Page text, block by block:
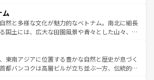
ほしい。
いと評判のスイーツなど、バラエティ豊かな料理
が味わえる。 なお、新着の台湾情報は コンテンツ一覧を参
しい。
に足を延ばせば四季折々の自然美を楽しむことが
そして、キムチや焼肉、絶品のストリートフード
まざまな韓国料理が待っている。夜には、韓国な
包まれながら、韓国の多彩な魅力を心ゆくまで味
わってみてほしい。 なお、新着の韓国情報はコンテンツ一
してほしい。
ム
然と多様な文化が魅力的なベトナム。南北に細長
国土には、広大な田園風景や青々とした山々、世
展と共に伝統が息づく。ハノイの古い町並みやホ
市のフランス統治時代の建物も、独特の雰囲気を
ている。また、バラエティの豊かさとおいしさで
東南アジアに位置する豊かな自然と歴史が息づく
都バンコクは高層ビルが立ち並ぶ一方、伝統的な